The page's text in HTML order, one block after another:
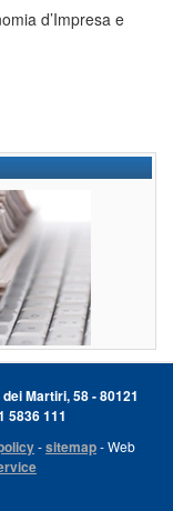
d’Impresa e
Martiri, 58 - 80121
5836 111
-sitemap- Web